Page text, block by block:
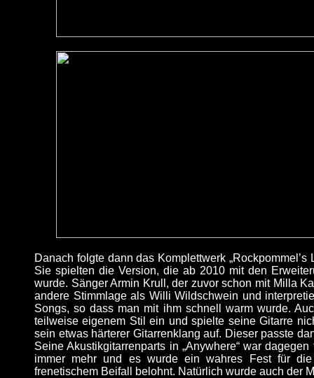
Danach folgte dann das Komplettwerk
Sie spielten die Version, die ab 2010 mit den
wurde. Sänger Armin Krull, der zuvor schon mit Milla
andere Stimmlage als Willi Wildschwein und
Songs, so dass man mit ihm schnell warm wurde.
teilweise eigenem Stil ein und spielte seine Gitarre
sein etwas härterer Gitarrenklang auf. Dieser passte
Seine Akustikgitarrenparts in „Anywhere“ war
immer mehr und es wurde ein wahres Fest für die
frenetischem Beifall belohnt. Natürlich wurde auch der